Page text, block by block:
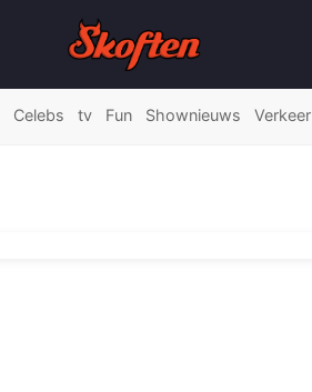
Celebs tv Fun Shownieuws Verkeer